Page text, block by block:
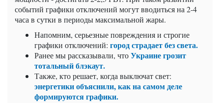
событий графики отключений могут вводиться на 2-4
часа в сутки в периоды максимальной жары.
Напомним, серьезные повреждения и строгие
графики отключений: город страдает без света.
Ранее мы рассказывали, чтоУкраине грозит
тотальный блэкаут.
Также, кто решает, когда выключат свет:
энергетики объяснили, как на самом деле
формируются графики.